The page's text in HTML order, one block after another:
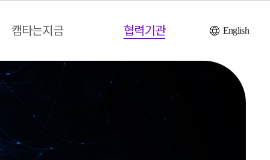
캠타는지금 협력기관 English